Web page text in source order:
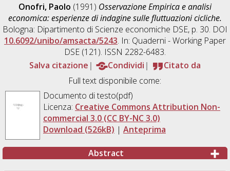
Onofri, Paolo (1991) Osservazione Empirica e analisi
economica: esperienze di indagine sulle fluttuazioni cicliche.
Bologna: Dipartimento di Scienze economiche DSE, p. 30. DOI
10.6092/unibo/amsacta/5243. In: Quaderni - Working Paper
DSE (121). ISSN 2282-6483.
Salva citazione
Condividi
Citato da
Full text disponibile come:
Documento di testo(pdf)
Licenza: Creative Commons Attribution Non-
commercial 3.0 (CC BY-NC 3.0)
Download (526kB) | Anteprima
Abstract